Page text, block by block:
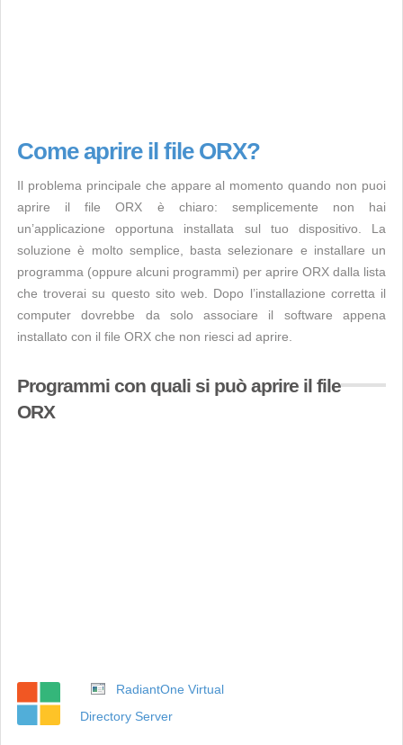
Come aprire il file ORX?
Il problema principale che appare al momento quando non puoi
aprire il file ORX è chiaro: semplicemente non hai
un’applicazione opportuna installata sul tuo dispositivo. La
soluzione è molto semplice, basta selezionare e installare un
programma (oppure alcuni programmi) per aprire ORX dalla lista
che troverai su questo sito web. Dopo l’installazione corretta il
computer dovrebbe da solo associare il software appena
installato con il file ORX che non riesci ad aprire.
Programmi con quali si può aprire il file
ORX
RadiantOne Virtual
Directory Server